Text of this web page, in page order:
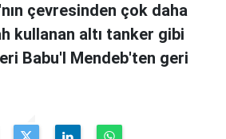
çevresinden çok daha
kullanan altı tanker gibi
Babu'l Mendeb'ten geri